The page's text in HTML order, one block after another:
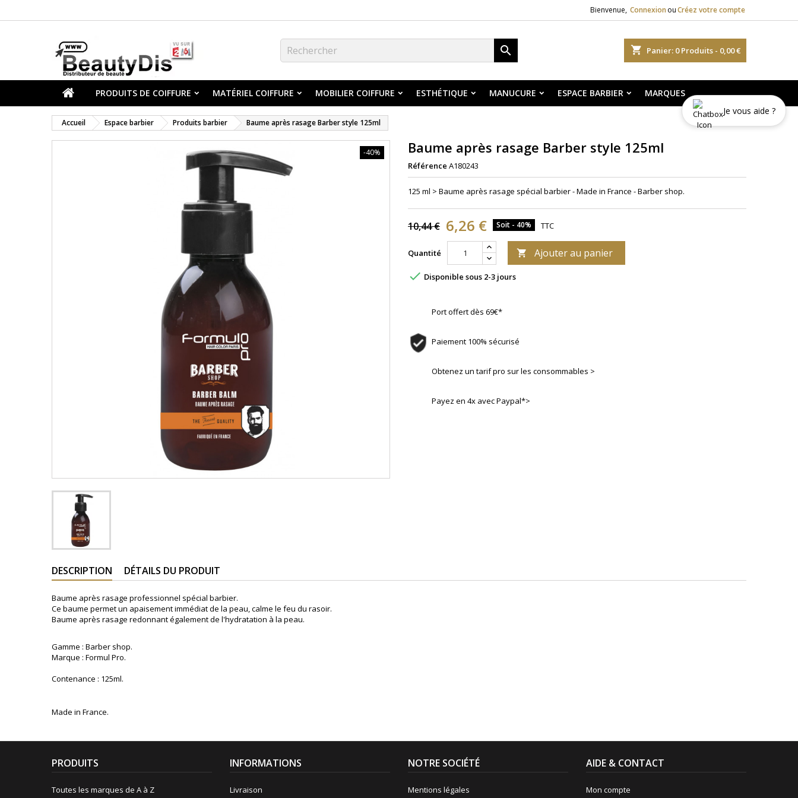
Bienvenue, Connexion ouCréez votre compte
shopping_cart Panier: 0Produits - 0,00 €

PRODUITS DE COIFFURE MATÉRIEL COIFFURE MOBILIER COIFFURE ESTHÉTIQUE MANUCURE ESPACE BARBIER MARQUES
Accueil Espace barbier Produits barbier Baume après rasage Barber style 125ml
-40% Baume après rasage Barber style 125ml
Référence A180243
125 ml > Baume après rasage spécial barbier - Made in France - Barber shop.
10,44 € 6,26 € Soit - 40% TTC
Quantité  Ajouter au panier
 Disponible sous 2-3 jours
Port offert dès 69€*
Paiement 100% sécurisé
Obtenez un tarif pro sur les consommables >
Payez en 4x avec Paypal*>
DESCRIPTION DÉTAILS DU PRODUIT
Baume après rasage professionnel spécial barbier.
Ce baume permet un apaisement immédiat de la peau, calme le feu du rasoir.
Baume après rasage redonnant également de l'hydratation à la peau.
Gamme : Barber shop.
Marque : Formul Pro.
Contenance : 125ml.
Made in France.
PRODUITS
Toutes les marques de A à Z
INFORMATIONS
Livraison
NOTRE SOCIÉTÉ
Mentions légales
AIDE & CONTACT
Mon compte
Je vous aide ?